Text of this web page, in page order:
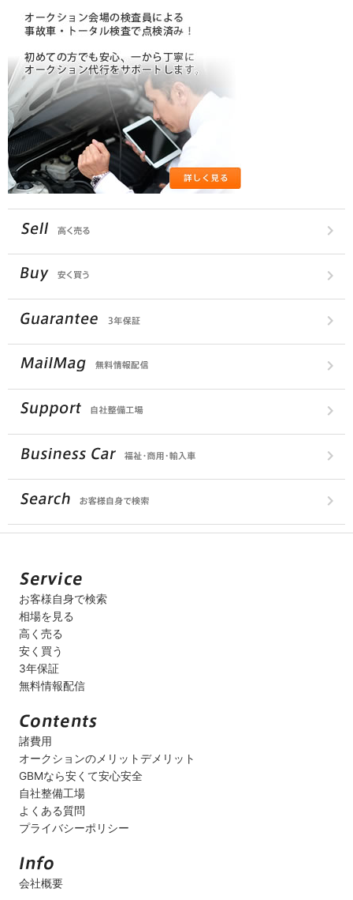
お客様自身で検索
相場を見る
高く売る
安く買う
3年保証
無料情報配信
諸費用
オークションのメリットデメリット
GBMなら安くて安心安全
自社整備工場
よくある質問
プライバシーポリシー
会社概要